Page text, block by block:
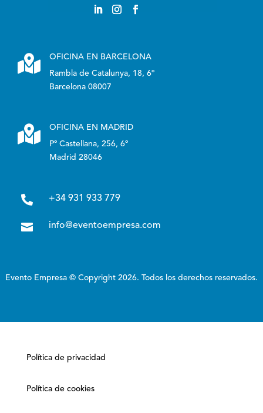

OFICINA EN BARCELONA
Rambla de Catalunya, 18, 6º
Barcelona 08007

OFICINA EN MADRID
Pº Castellana, 256, 6º
Madrid 28046
 +34 931 933 779
 info@eventoempresa.com
Evento Empresa © Copyright 2026. Todos los derechos reservados.
Política de privacidad
Política de cookies